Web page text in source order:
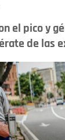
el pico y
de las